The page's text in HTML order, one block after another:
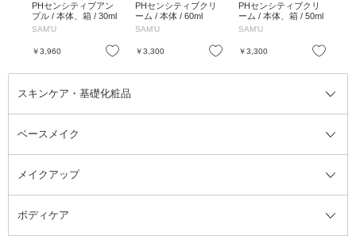
お気に入り
PHセンシティブアン
プル / 本体、箱 / 30ml
SAM’U
￥3,960 お気に入り
PHセンシティブクリ
ーム / 本体 / 60ml
SAM’U
￥3,300 お気に入り
PHセンシティブクリ
ーム / 本体、箱 / 50ml
SAM’U
￥3,300
スキンケア・基礎化粧品
スキンケア・基礎化粧品全て
洗顔料
美容液
ベースメイク
ベースメイク全て
BBクリーム
メイクアップ
メイクアップ全て
ボディケア